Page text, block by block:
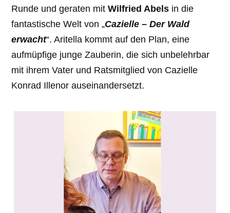
Runde und geraten mitWilfried Abels in die
fantastische Welt von „Cazielle – Der Wald
erwacht“. Aritella kommt auf den Plan, eine
aufmüpfige junge Zauberin, die sich unbelehrbar
mit ihrem Vater und Ratsmitglied von Cazielle
Konrad Illenor auseinandersetzt.